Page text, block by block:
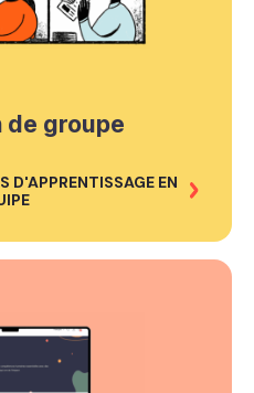
de groupe
D'APPRENTISSAGE EN